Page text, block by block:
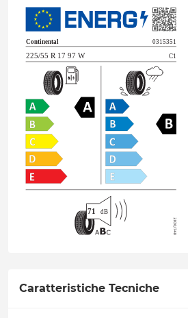
Caratteristiche Tecniche